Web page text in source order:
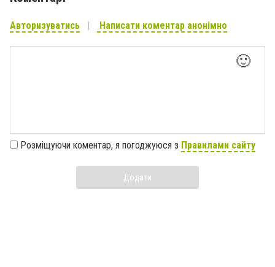
Авторизуватись Написати коментар анонімно
🙂
Розміщуючи коментар, я погоджуюся з Правилами сайту
Додати